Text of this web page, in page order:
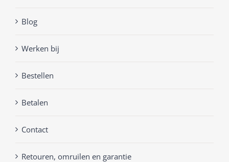
Blog
Werken bij
Bestellen
Betalen
Contact
Retouren, omruilen en garantie